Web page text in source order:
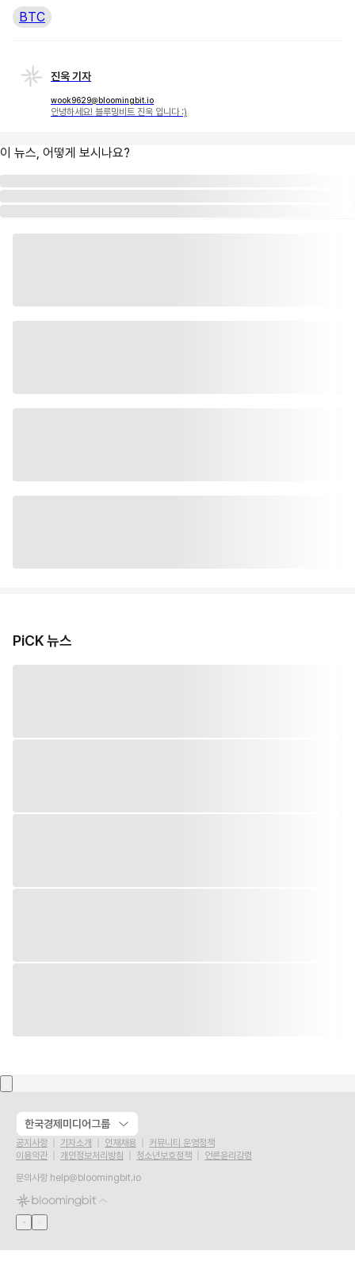
BTC
진욱 기자
wook9629@bloomingbit.io
안녕하세요! 블루밍비트 진욱 입니다 :)
이 뉴스, 어떻게 보시나요?
PiCK 뉴스
한국경제미디어그룹
공지사항 기자소개 인재채용
커뮤니티 운영정책
이용약관
개인정보처리방침 청소년보호정책
언론윤리강령
문의사항 help@bloomingbit.io